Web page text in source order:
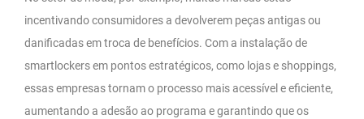
incentivando consumidores a devolverem peças antigas ou
danificadas em troca de benefícios. Com a instalação de
smartlockers em pontos estratégicos, como lojas e shoppings,
essas empresas tornam o processo mais acessível e eficiente,
aumentando a adesão ao programa e garantindo que os